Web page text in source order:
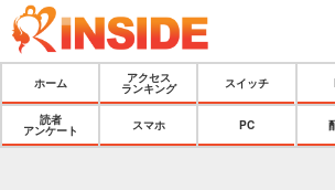
ホーム
アクセス
ランキング
スイッチ
読者
アンケート
スマホ PC